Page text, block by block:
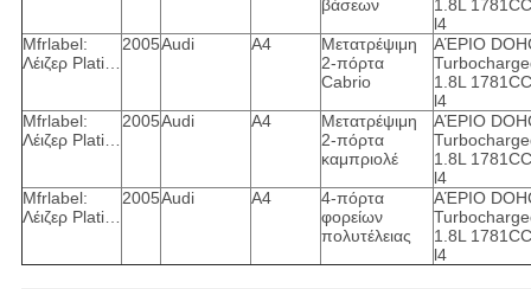
βάσεων
1.8L 1781CC
l4
Mfrlabel:
Λέιζερ Plati…
2005Audi A4
Μετατρέψιμη
2-πόρτα
Cabrio
ΑΈΡΙΟ
1.8L 1781CC
l4
Mfrlabel:
Λέιζερ Plati…
2005Audi A4
Μετατρέψιμη
2-πόρτα
καμπριολέ
ΑΈΡΙΟ
1.8L 1781CC
l4
Mfrlabel:
Λέιζερ Plati…
2005Audi A4
4-πόρτα
φορείων
πολυτέλειας
ΑΈΡΙΟ
1.8L 1781CC
l4